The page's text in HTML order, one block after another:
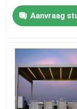
Producten
Ongeveer ons
Fabrieksreis
Aanvraag